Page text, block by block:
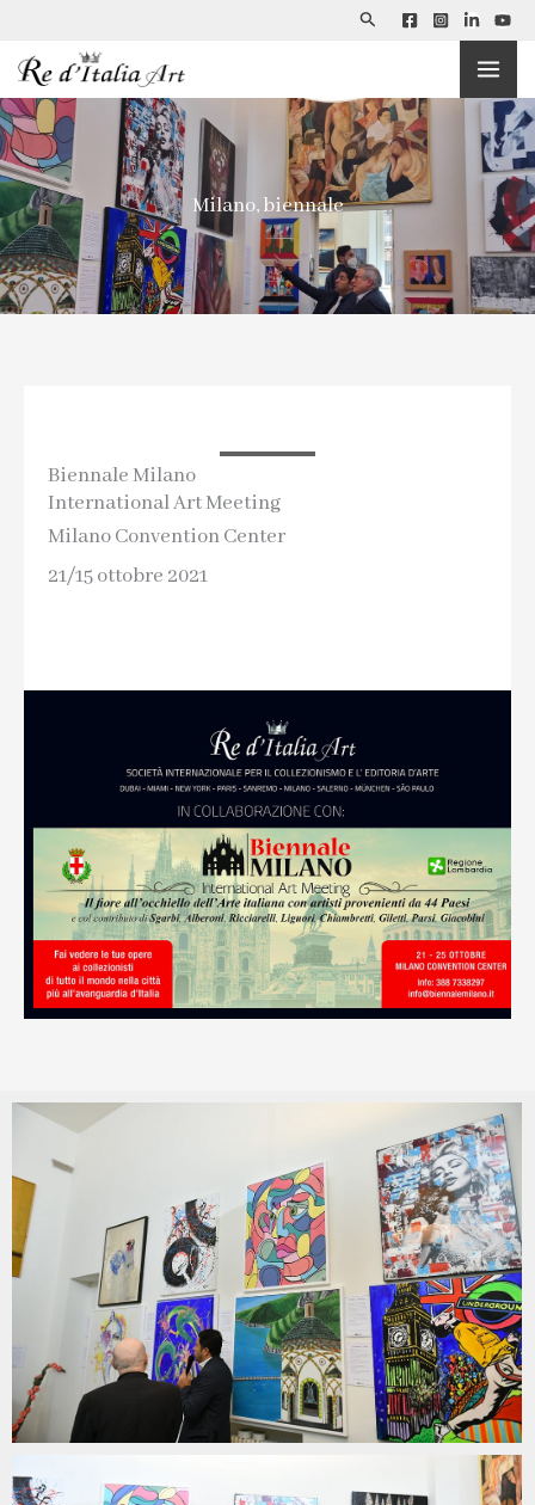
contenuto
Cerca
Milano, biennale
Biennale Milano
International Art Meeting
Milano Convention Center
21/15 ottobre 2021